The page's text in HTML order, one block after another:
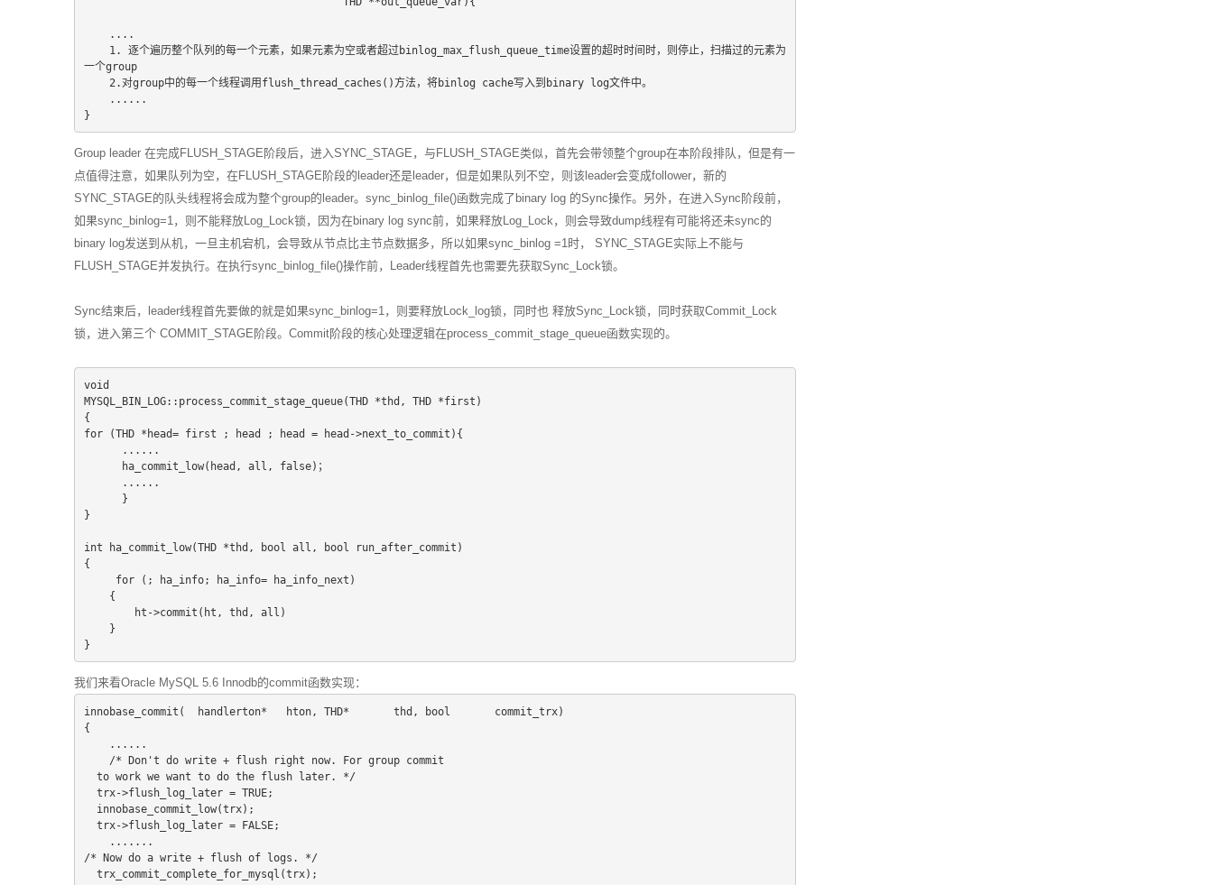
    ....
一个group
    2.对group中的每一个线程调用flush_thread_caches()方法，将binlog cache写入到binary log文件中。
    ......
}
Group leader 在完成FLUSH_STAGE阶段后，进入SYNC_STAGE，与FLUSH_STAGE类似，首先会带领整个group在本阶段排队，但是有一
点值得注意，如果队列为空，在FLUSH_STAGE阶段的leader还是leader，但是如果队列不空，则该leader会变成follower，新的
SYNC_STAGE的队头线程将会成为整个group的leader。sync_binlog_file()函数完成了binary log 的Sync操作。另外，在进入Sync阶段前，
如果sync_binlog=1，则不能释放Log_Lock锁，因为在binary log sync前，如果释放Log_Lock，则会导致dump线程有可能将还未sync的
binary log发送到从机，一旦主机宕机，会导致从节点比主节点数据多，所以如果sync_binlog =1时， SYNC_STAGE实际上不能与
FLUSH_STAGE并发执行。在执行sync_binlog_file()操作前，Leader线程首先也需要先获取Sync_Lock锁。
Sync结束后，leader线程首先要做的就是如果sync_binlog=1，则要释放Lock_log锁，同时也 释放Sync_Lock锁，同时获取Commit_Lock
锁，进入第三个 COMMIT_STAGE阶段。Commit阶段的核心处理逻辑在process_commit_stage_queue函数实现的。
void
MYSQL_BIN_LOG::process_commit_stage_queue(THD *thd, THD *first)
{
for (THD *head= first ; head ; head = head->next_to_commit){
      ......
      ha_commit_low(head, all, false)；
      ......
      }
}
int ha_commit_low(THD *thd, bool all, bool run_after_commit)
{
     for (; ha_info; ha_info= ha_info_next)
    {
        ht->commit(ht, thd, all)
    }
}
我们来看Oracle MySQL 5.6 Innodb的commit函数实现：
innobase_commit(  handlerton*	hton, THD*	 thd, bool	 commit_trx)
{
    ......
    /* Don't do write + flush right now. For group commit
  to work we want to do the flush later. */
  trx->flush_log_later = TRUE;
  innobase_commit_low(trx);
  trx->flush_log_later = FALSE;
    .......
/* Now do a write + flush of logs. */
  trx_commit_complete_for_mysql(trx);